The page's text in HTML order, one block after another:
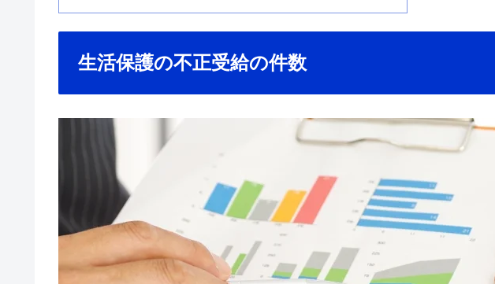
生活保護の不正受給の件数